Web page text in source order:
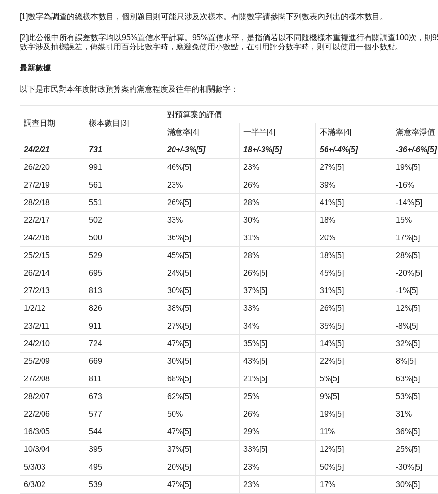
[1]數字為調查的總樣本數目，個別題目則可能只涉及次樣本。有關數字請參閱下列數表內列出的樣本數目。
[2]此公報中所有誤差數字均以95%置信水平計算。95%置信水平，是指倘若以不同隨機樣本重複進行有關調查100次，
數字涉及抽樣誤差，傳媒引用百分比數字時，應避免使用小數點，在引用評分數字時，則可以使用一個小數點。
最新數據
以下是市民對本年度財政預算案的滿意程度及往年的相關數字：
調查日期 樣本數目 [3]
對預算案的評價
滿意率[4] 一半半[4] 不滿率[4] 滿意率淨值
24/2/21 731 20+/-3%[5] 18+/-3%[5] 56+/-4%[5] -36+/-6%[5]
26/2/20 991 46%[5] 23% 27%[5] 19%[5]
27/2/19 561 23% 26% 39% -16%
28/2/18 551 26%[5] 28% 41%[5] -14%[5]
22/2/17 502 33% 30% 18% 15%
24/2/16 500 36%[5] 31% 20% 17%[5]
25/2/15 529 45%[5] 28% 18%[5] 28%[5]
26/2/14 695 24%[5] 26%[5] 45%[5] -20%[5]
27/2/13 813 30%[5] 37%[5] 31%[5] -1%[5]
1/2/12 826 38%[5] 33% 26%[5] 12%[5]
23/2/11 911 27%[5] 34% 35%[5] -8%[5]
24/2/10 724 47%[5] 35%[5] 14%[5] 32%[5]
25/2/09 669 30%[5] 43%[5] 22%[5] 8%[5]
27/2/08 811 68%[5] 21%[5] 5%[5] 63%[5]
28/2/07 673 62%[5] 25% 9%[5] 53%[5]
22/2/06 577 50% 26% 19%[5] 31%
16/3/05 544 47%[5] 29% 11% 36%[5]
10/3/04 395 37%[5] 33%[5] 12%[5] 25%[5]
5/3/03 495 20%[5] 23% 50%[5] -30%[5]
6/3/02 539 47%[5] 23% 17% 30%[5]